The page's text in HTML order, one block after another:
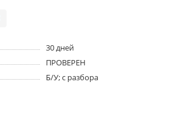
30 дней
ПРОВЕРЕН
Б/У; с разбора